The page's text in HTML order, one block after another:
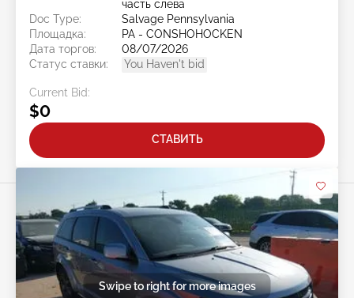
часть слева
Doc Type:
Salvage Pennsylvania
Площадка:
PA - CONSHOHOCKEN
Дата торгов:
08/07/2026
Статус ставки:
You Haven't bid
Current Bid:
$0
СТАВИТЬ
Swipe to right for more images